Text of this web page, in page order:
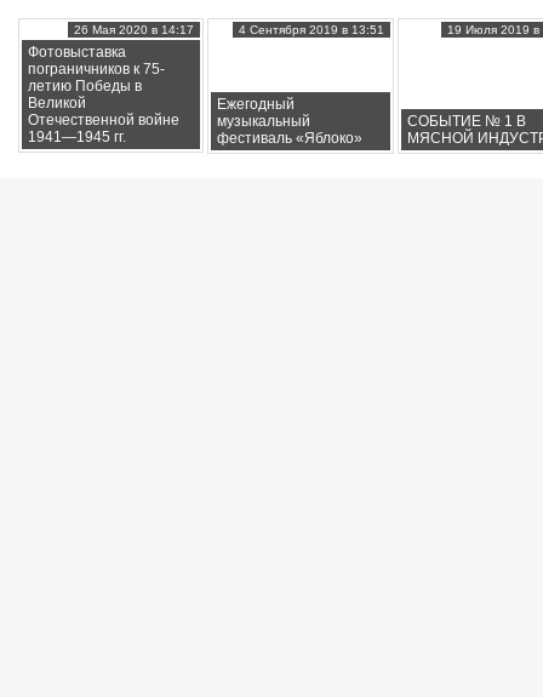
Фотовыставка
пограничников к 75-
летию Победы в
Великой
Отечественной войне
1941—1945 гг.
26 Мая 2020 в 14:17
Ежегодный
музыкальный
фестиваль «Яблоко»
4 Сентября 2019 в 13:51
СОБЫТИЕ № 1 В
МЯСНОЙ
19 Июля 2019 в